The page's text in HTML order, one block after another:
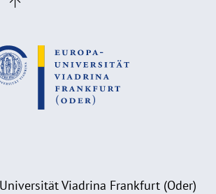
Viadrina Frankfurt (Oder)